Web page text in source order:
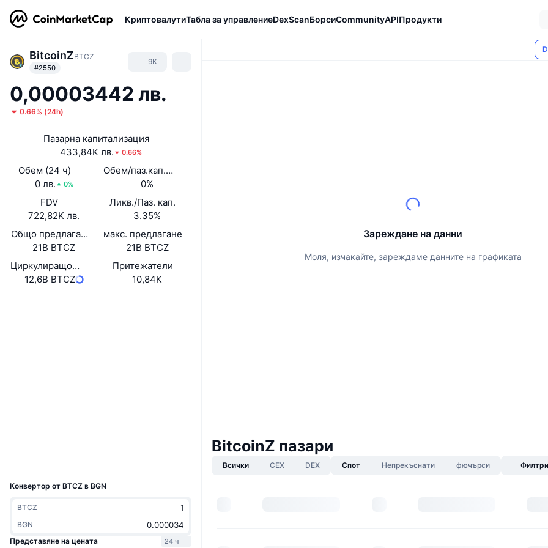
КриптовалутиТабла за управлениеDexScanБорсиCommunityAPIПродукти
BitcoinZBTCZ
#2550
9K
0,00003442 лв.
0.66% (24h)
Пазарна капитализация
433,84K лв.
0.66%
Обем (24 ч)
0 лв.
0%
Обем/паз.кап. (24 ч)
0%
FDV
722,82K лв.
Ликв./Паз. кап.
3.35%
Общо предлагане
21B BTCZ
макс. предлагане
21B BTCZ
Циркулиращо предлагане
12,6B BTCZ
Притежатели
10,84K
Конвертор от BTCZ в BGN
BTCZ
BGN
Представяне на цената
24 ч
Зареждане на данни
Моля, изчакайте, зареждаме данните на графиката
BitcoinZ пазари
Всички CEX DEX Спот Непрекъснати фючърси Филтри